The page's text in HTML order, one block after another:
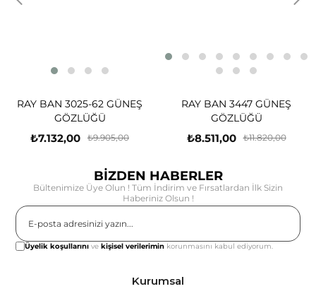
RAY BAN 3025-62 GÜNEŞ
GÖZLÜĞÜ
₺7.132,00 ₺9.905,00
RAY BAN 3447 GÜNEŞ
GÖZLÜĞÜ
₺8.511,00 ₺11.820,00
BİZDEN HABERLER
Bültenimize Üye Olun ! Tüm İndirim ve Fırsatlardan İlk Sizin
Haberiniz Olsun !
Üyelik koşullarını vekişisel verilerimin korunmasını kabul ediyorum.
Kurumsal